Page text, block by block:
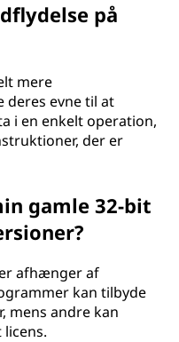
på
mere
evne til at
i en enkelt operation,
der er
gamle 32-bit
afhænger af
kan tilbyde
mens andre kan